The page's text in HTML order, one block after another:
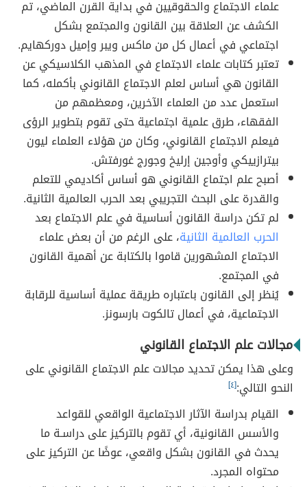
علماء الاجتماع والحقوقيين في بداية القرن الماضي، تم
الكشف عن العلاقة بين القانون والمجتمع بشكل
اجتماعي في أعمال كل من ماكس ويبر وإميل دوركهايم.
تعتبر كتابات علماء الاجتماع في المذهب الكلاسيكي عن
القانون هي أساس لعلم الاجتماع القانوني بأكمله، كما
استعمل عدد من العلماء الآخرين، ومعظمهم من
الفقهاء، طرق علمية اجتماعية حتى تقوم بتطوير الرؤى
فيعلم الاجتماع القانوني، وكان من هؤلاء العلماء ليون
بيترازييكي وأوجين إرليخ وجورج غورفتش.
أصبح علم اجتماع القانوني هو أساس أكاديمي للتعلم
والقدرة على البحث التجريبي بعد الحرب العالمية الثانية.
لم تكن دراسة القانون أساسية في علم الاجتماع بعد
الحرب العالمية الثانية، على الرغم من أن بعض علماء
الاجتماع المشهورين قاموا بالكتابة عن أهمية القانون
في المجتمع.
يُنظر إلى القانون باعتباره طريقة عملية أساسية للرقابة
الاجتماعية، في أعمال تالكوت بارسونز.
مجالات علم الاجتماع القانوني
وعلى هذا يمكن تحديد مجالات علم الاجتماع القانوني على
النحو التالي:[٤]
القيام بدراسة الآثار الاجتماعية الواقعي للقواعد
والأسس القانونية، أي تقوم بالتركيز على دراسـة ما
يحدث في القانون بشكل واقعي، عوضًا عن التركيز على
محتواه المجرد.